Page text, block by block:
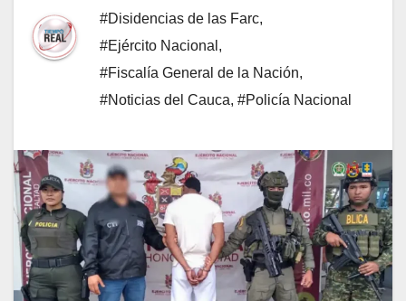
#Disidencias de las Farc,
#Ejército Nacional ,
#Fiscalía General de la Nación,
#Noticias del Cauca, #Policía Nacional